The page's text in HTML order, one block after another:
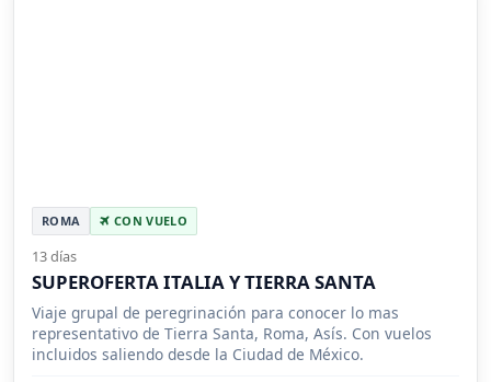
ROMA CON VUELO
13 días
SUPEROFERTA ITALIA Y TIERRA SANTA
Viaje grupal de peregrinación para conocer lo mas
representativo de Tierra Santa, Roma, Asís. Con vuelos
incluidos saliendo desde la Ciudad de México.